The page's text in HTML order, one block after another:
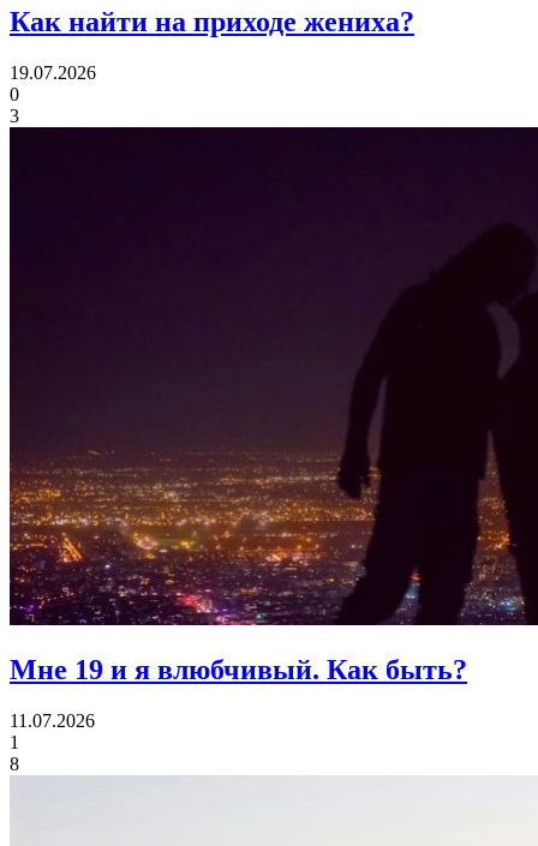
Как найти на приходе жениха?
19.07.2026
0
3
Мне 19 и я влюбчивый. Как быть?
11.07.2026
1
8